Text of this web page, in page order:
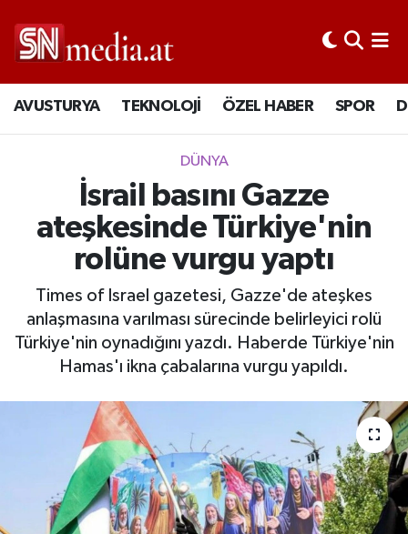
AVUSTURYA TEKNOLOJİ ÖZEL HABER SPOR
DÜNYA
İsrail basını Gazze
ateşkesinde Türkiye'nin
rolüne vurgu yaptı
Times of Israel gazetesi, Gazze'de ateşkes
anlaşmasına varılması sürecinde belirleyici rolü
Türkiye'nin oynadığını yazdı. Haberde Türkiye'nin
Hamas'ı ikna çabalarına vurgu yapıldı.